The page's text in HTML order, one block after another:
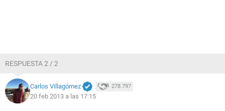
RESPUESTA 2 / 2
Carlos Villagómez 278.797
20 feb 2013 a las 17:15